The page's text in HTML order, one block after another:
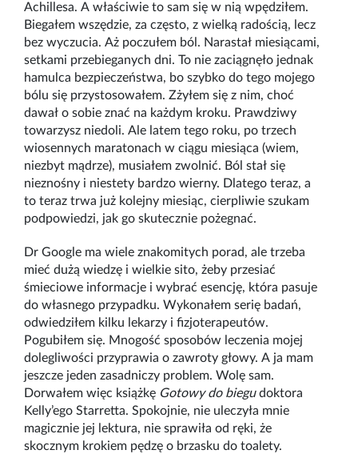
Achillesa. A właściwie to sam się w nią wpędziłem.
Biegałem wszędzie, za często, z wielką radością, lecz
bez wyczucia. Aż poczułem ból. Narastał miesiącami,
setkami przebieganych dni. To nie zaciągnęło jednak
hamulca bezpieczeństwa, bo szybko do tego mojego
bólu się przystosowałem. Zżyłem się z nim, choć
dawał o sobie znać na każdym kroku. Prawdziwy
towarzysz niedoli. Ale latem tego roku, po trzech
wiosennych maratonach w ciągu miesiąca (wiem,
niezbyt mądrze), musiałem zwolnić. Ból stał się
nieznośny i niestety bardzo wierny. Dlatego teraz, a
to teraz trwa już kolejny miesiąc, cierpliwie szukam
podpowiedzi, jak go skutecznie pożegnać.
Dr Google ma wiele znakomitych porad, ale trzeba
mieć dużą wiedzę i wielkie sito, żeby przesiać
śmieciowe informacje i wybrać esencję, która pasuje
do własnego przypadku. Wykonałem serię badań,
odwiedziłem kilku lekarzy i fizjoterapeutów.
Pogubiłem się. Mnogość sposobów leczenia mojej
dolegliwości przyprawia o zawroty głowy. A ja mam
jeszcze jeden zasadniczy problem. Wolę sam.
Dorwałem więc książkę Gotowy do biegudoktora
Kelly’ego Starretta. Spokojnie, nie uleczyła mnie
magicznie jej lektura, nie sprawiła od ręki, że
skocznym krokiem pędzę o brzasku do toalety.